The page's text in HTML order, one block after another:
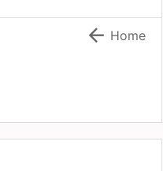
 Home